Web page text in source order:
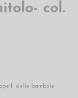
col.
delle bambole